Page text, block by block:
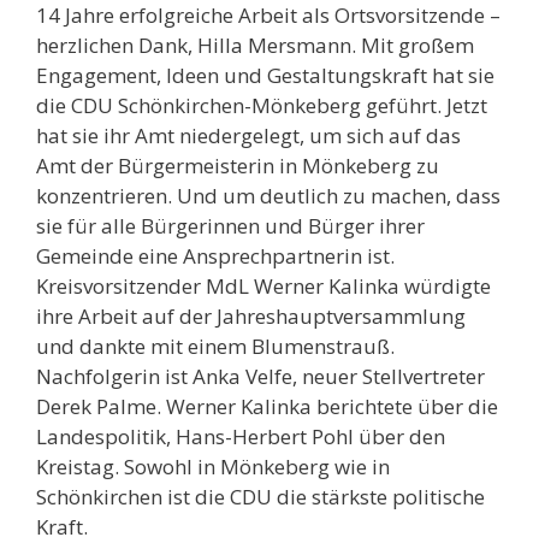
14 Jahre erfolgreiche Arbeit als Ortsvorsitzende –
herzlichen Dank, Hilla Mersmann. Mit großem
Engagement, Ideen und Gestaltungskraft hat sie
die CDU Schönkirchen-Mönkeberg geführt. Jetzt
hat sie ihr Amt niedergelegt, um sich auf das
Amt der Bürgermeisterin in Mönkeberg zu
konzentrieren. Und um deutlich zu machen, dass
sie für alle Bürgerinnen und Bürger ihrer
Gemeinde eine Ansprechpartnerin ist.
Kreisvorsitzender MdL Werner Kalinka würdigte
ihre Arbeit auf der Jahreshauptversammlung
und dankte mit einem Blumenstrauß.
Nachfolgerin ist Anka Velfe, neuer Stellvertreter
Derek Palme. Werner Kalinka berichtete über die
Landespolitik, Hans-Herbert Pohl über den
Kreistag. Sowohl in Mönkeberg wie in
Schönkirchen ist die CDU die stärkste politische
Kraft.